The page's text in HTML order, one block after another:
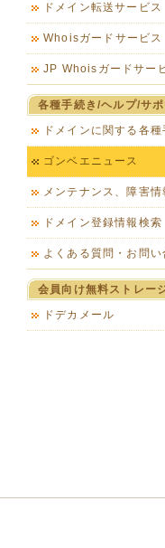
ドメイン転送サービス
Whoisガードサービス
JP Whoisガードサー
各種手続き/ヘルプ/サポ
ドメインに関する各種
ゴンベエニュース
メンテナンス、障害情
ドメイン登録情報検索
よくある質問・お問い
会員向け無料ストレー
ドデカメール